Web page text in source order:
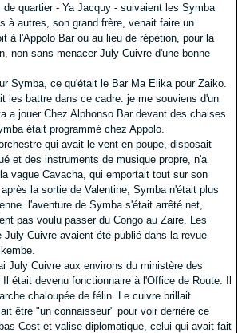
de quartier - Ya Jacquy - suivaient les Symba
à autres, son grand frère, venait faire un
à l'Appolo Bar ou au lieu de répétion, pour la
non sans menacer July Cuivre d'une bonne
Symba, ce qu'était le Bar Ma Elika pour Zaiko.
les battre dans ce cadre. je me souviens d'un
a jouer Chez Alphonso Bar devant des chaises
était programmé chez Appolo.
qui avait le vent en poupe, disposait
et des instruments de musique propre, n'a
vague Cavacha, qui emportait tout sur son
la sortie de Valentine, Symba n'était plus
l'aventure de Symba s'était arrêté net,
pas voulu passer du Congo au Zaire. Les
July Cuivre avaient été publié dans la revue
July Cuivre aux environs du ministère des
était devenu fonctionnaire à l'Office de Route. Il
chaloupée de félin. Le cuivre brillait
être "un connaisseur" pour voir derrière ce
Cost et valise diplomatique, celui qui avait fait